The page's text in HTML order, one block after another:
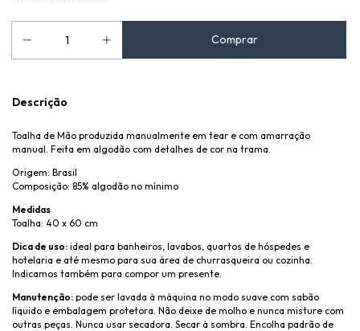
Descrição
Toalha de Mão produzida manualmente em tear e com amarração
manual. Feita em algodão com detalhes de cor na trama.
Origem: Brasil
Composição: 85% algodão no mínimo
Medidas
Toalha: 40 x 60 cm
Dica de uso: ideal para banheiros, lavabos, quartos de hóspedes e
hotelaria e até mesmo para sua área de churrasqueira ou cozinha.
Indicamos também para compor um presente.
Manutenção: pode ser lavada à máquina no modo suave com sabão
líquido e embalagem protetora. Não deixe de molho e nunca misture com
outras peças. Nunca usar secadora. Secar à sombra. Encolha padrão de